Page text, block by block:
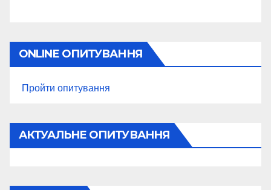
ONLINE ОПИТУВАННЯ
Пройти опитування
АКТУАЛЬНЕ ОПИТУВАННЯ